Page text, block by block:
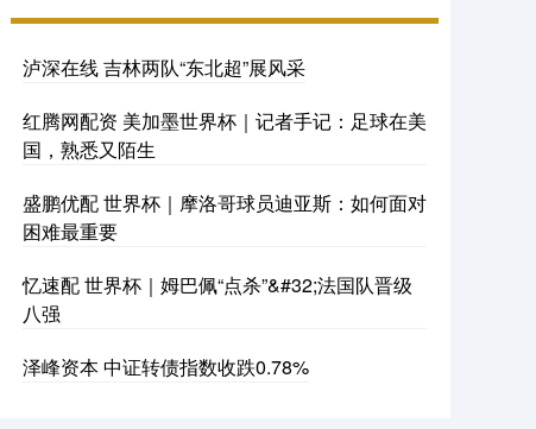
泸深在线 吉林两队“东北超”展风采
红腾网配资 美加墨世界杯｜记者手记：足球在美
国，熟悉又陌生
盛鹏优配 世界杯｜摩洛哥球员迪亚斯：如何面对
困难最重要
忆速配 世界杯｜姆巴佩“点杀”&#32;法国队晋级
八强
泽峰资本 中证转债指数收跌0.78%